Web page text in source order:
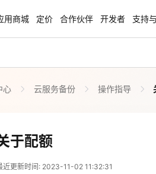
安全隔离版OpenClaw NEW
企业出海解决方案
助力您的业务扬帆出海，通达全球！
用商城 定价 合作伙伴 开发者 支持
心 云服务备份 操作指导
于配额
近更新时间: 2023-11-02 11:32:31
2023-11-02 03:32:31